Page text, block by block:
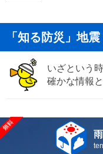
「知る防災」地震
いざという
確かな情報